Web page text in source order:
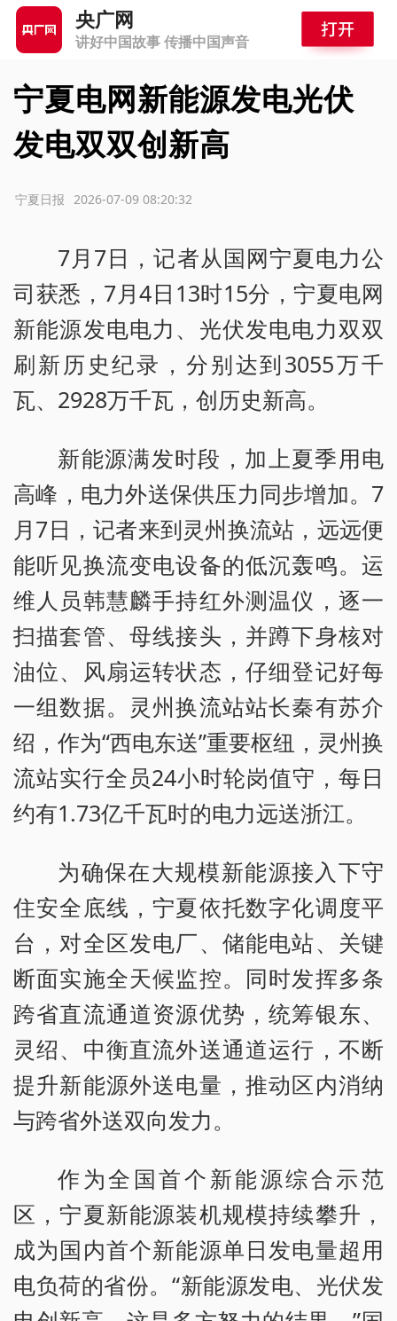
央广网
讲好中国故事 传播中国声音
宁夏电网新能源发电光伏
发电双双创新高
2026-07-09 08:20:32
宁夏日报
7月7日，记者从国网宁夏电力公
司获悉，7月4日13时15分，宁夏电网
新能源发电电力、光伏发电电力双双
刷新历史纪录，分别达到3055万千
瓦、2928万千瓦，创历史新高。
新能源满发时段，加上夏季用电
高峰，电力外送保供压力同步增加。7
月7日，记者来到灵州换流站，远远便
能听见换流变电设备的低沉轰鸣。运
维人员韩慧麟手持红外测温仪，逐一
扫描套管、母线接头，并蹲下身核对
油位、风扇运转状态，仔细登记好每
一组数据。灵州换流站站长秦有苏介
绍，作为“西电东送”重要枢纽，灵州换
流站实行全员24小时轮岗值守，每日
约有1.73亿千瓦时的电力远送浙江。
为确保在大规模新能源接入下守
住安全底线，宁夏依托数字化调度平
台，对全区发电厂、储能电站、关键
断面实施全天候监控。同时发挥多条
跨省直流通道资源优势，统筹银东、
灵绍、中衡直流外送通道运行，不断
提升新能源外送电量，推动区内消纳
与跨省外送双向发力。
作为全国首个新能源综合示范
区，宁夏新能源装机规模持续攀升，
成为国内首个新能源单日发电量超用
电负荷的省份。“新能源发电、光伏发